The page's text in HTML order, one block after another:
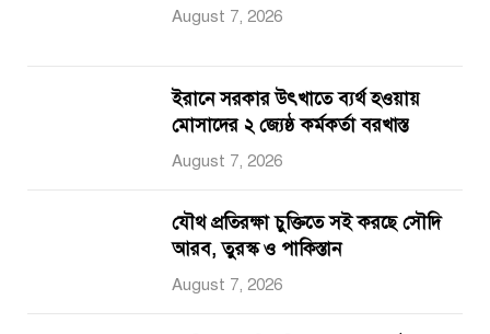
August 7, 2026
ইরানে সরকার উৎখাতে ব্যর্থ হওয়ায়
মোসাদের ২ জ্যেষ্ঠ কর্মকর্তা বরখাস্ত
August 7, 2026
যৌথ প্রতিরক্ষা চুক্তিতে সই করছে সৌদি
আরব, তুরস্ক ও পাকিস্তান
August 7, 2026